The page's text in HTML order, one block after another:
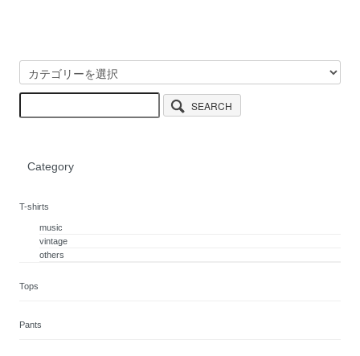
SEARCH
Category
T-shirts
music
vintage
others
Tops
Pants